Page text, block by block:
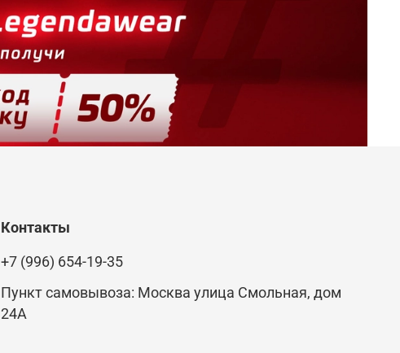
Контакты
+7 (996) 654-19-35
Пункт самовывоза: Москва улица Смольная, дом
24А